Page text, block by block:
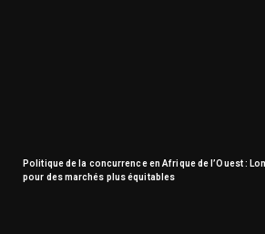
Politique de la concurrence en Afrique de l’Ouest :
pour des marchés plus équitables